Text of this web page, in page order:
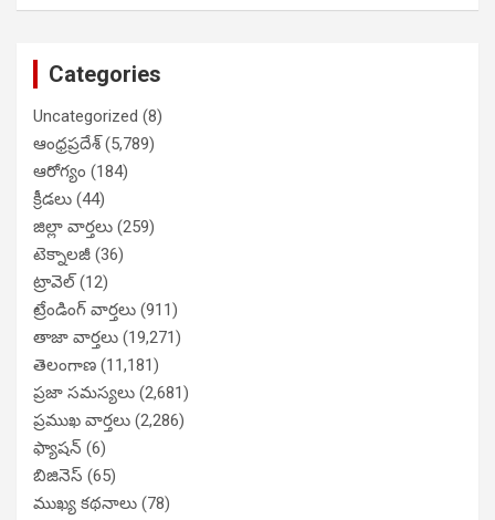
Categories
Uncategorized (8)
ఆంధ్రప్రదేశ్(5,789)
ఆరోగ్యం (184)
క్రీడలు (44)
జిల్లా వార్తలు (259)
టెక్నాలజీ (36)
ట్రావెల్(12)
ట్రేండింగ్ వార్తలు (911)
తాజా వార్తలు (19,271)
తెలంగాణ (11,181)
ప్రజా సమస్యలు (2,681)
ప్రముఖ వార్తలు (2,286)
ఫ్యాషన్ (6)
బిజినెస్ (65)
ముఖ్య కథనాలు (78)